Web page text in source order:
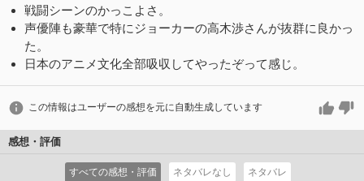
戦闘シーンのかっこよさ。
声優陣も豪華で特にジョーカーの高木渉さんが抜群に良かっ
た。
日本のアニメ文化全部吸収してやったぞって感じ。
この情報はユーザーの感想を元に自動生成しています
感想・評価
すべての感想・評価 ネタバレなし ネタバレ